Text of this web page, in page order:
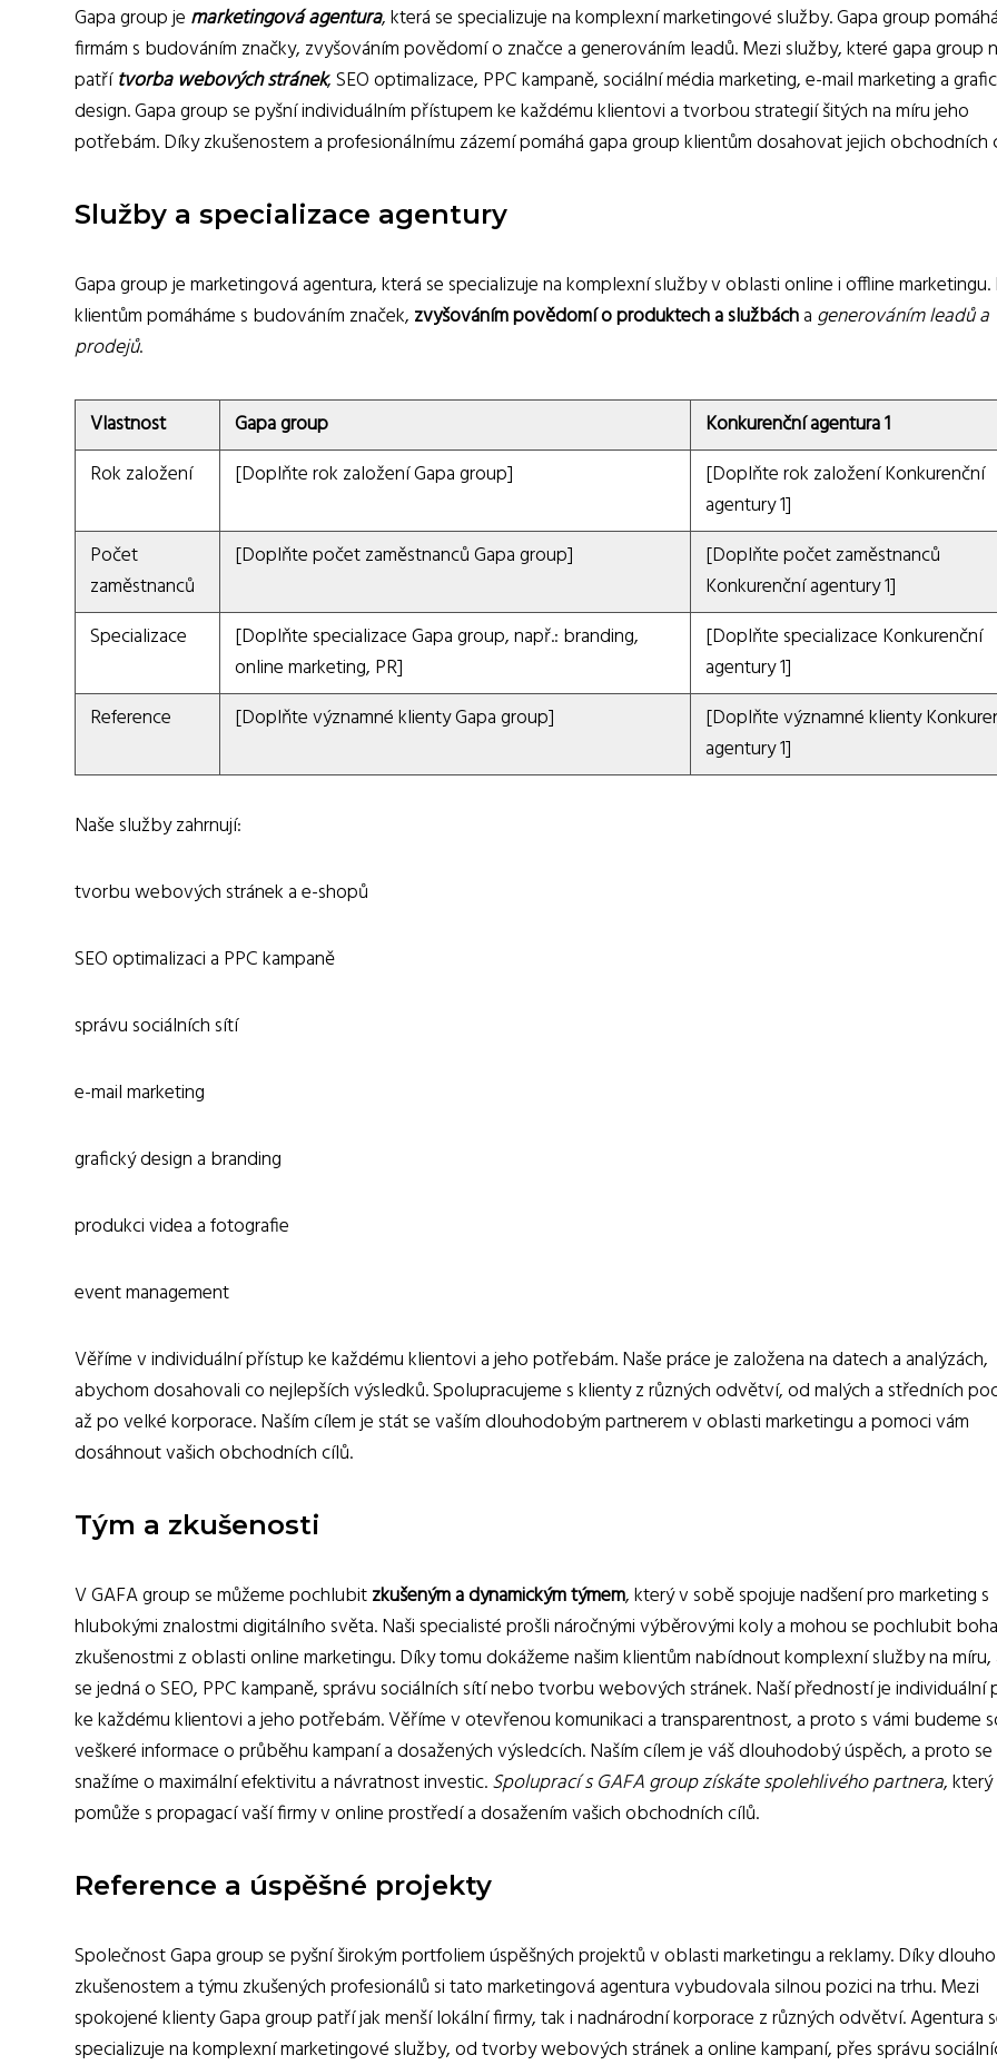
Gapa group je marketingová agentura, která se specializuje na komplexní marketingové služby. Gapa group
firmám s budováním značky, zvyšováním povědomí o značce a generováním leadů. Mezi služby, které gapa group
patřítvorba webových stránek, SEO optimalizace, PPC kampaně, sociální média marketing, e-mail marketing a
design. Gapa group se pyšní individuálním přístupem ke každému klientovi a tvorbou strategií šitých na míru jeho
potřebám. Díky zkušenostem a profesionálnímu zázemí pomáhá gapa group klientům dosahovat jejich obchodních
Služby a specializace agentury
Gapa group je marketingová agentura, která se specializuje na komplexní služby v oblasti online i offline marketingu.
klientům pomáháme s budováním značek, zvyšováním povědomí o produktech a službácha generováním leadů a
prodejů.
Vlastnost Gapa group
Konkurenční agentura 1
Rok založení
[Doplňte rok založení Gapa group]
[Doplňte rok založení Konkurenční
agentury 1]
Počet
zaměstnanců
[Doplňte počet zaměstnanců Gapa group]
[Doplňte počet zaměstnanců
Konkurenční agentury 1]
Specializace
[Doplňte specializace Gapa group, např.: branding,
online marketing, PR]
[Doplňte specializace Konkurenční
agentury 1]
Reference
[Doplňte významné klienty Gapa group]
[Doplňte významné klienty
agentury 1]
Naše služby zahrnují:
tvorbu webových stránek a e-shopů
SEO optimalizaci a PPC kampaně
správu sociálních sítí
e-mail marketing
grafický design a branding
produkci videa a fotografie
event management
Věříme v individuální přístup ke každému klientovi a jeho potřebám. Naše práce je založena na datech a analýzách,
abychom dosahovali co nejlepších výsledků. Spolupracujeme s klienty z různých odvětví, od malých a středních
až po velké korporace. Naším cílem je stát se vaším dlouhodobým partnerem v oblasti marketingu a pomoci vám
dosáhnout vašich obchodních cílů.
Tým a zkušenosti
V GAFA group se můžeme pochlubitzkušeným a dynamickým týmem, který v sobě spojuje nadšení pro marketing s
hlubokými znalostmi digitálního světa. Naši specialisté prošli náročnými výběrovými koly a mohou se pochlubit
zkušenostmi z oblasti online marketingu. Díky tomu dokážeme našim klientům nabídnout komplexní služby na
se jedná o SEO, PPC kampaně, správu sociálních sítí nebo tvorbu webových stránek. Naší předností je individuální
ke každému klientovi a jeho potřebám. Věříme v otevřenou komunikaci a transparentnost, a proto s vámi budeme
veškeré informace o průběhu kampaní a dosažených výsledcích. Naším cílem je váš dlouhodobý úspěch, a proto
snažíme o maximální efektivitu a návratnost investic.Spoluprací s GAFA group získáte spolehlivého partnera,
pomůže s propagací vaší firmy v online prostředí a dosažením vašich obchodních cílů.
Reference a úspěšné projekty
Společnost Gapa group se pyšní širokým portfoliem úspěšných projektů v oblasti marketingu a reklamy. Díky
zkušenostem a týmu zkušených profesionálů si tato marketingová agentura vybudovala silnou pozici na trhu. Mezi
spokojené klienty Gapa group patří jak menší lokální firmy, tak i nadnárodní korporace z různých odvětví. Agentura
specializuje na komplexní marketingové služby, od tvorby webových stránek a online kampaní, přes správu